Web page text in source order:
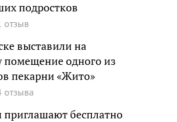
подростков
отзыв
выставили на
помещение одного из
пекарни «Жито»
отзыва
приглашают бесплатно